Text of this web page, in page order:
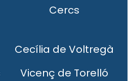
Cercs
Cecília de Voltregà
Vicenç de Torelló